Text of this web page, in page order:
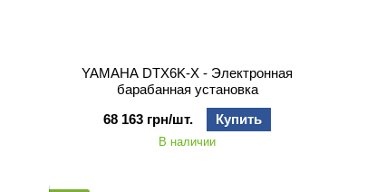
YAMAHA DTX6K-X - Электронная
барабанная установка
68 163 грн/шт.
Купить
В наличии